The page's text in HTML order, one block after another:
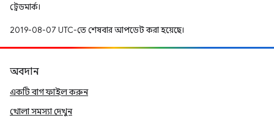
ট্রেডমার্ক।
2019-08-07 UTC-তে শেষবার আপডেট করা হয়েছে।
অবদান
একটি বাগ ফাইল করুন
খোলা সমস্যা দেখুন